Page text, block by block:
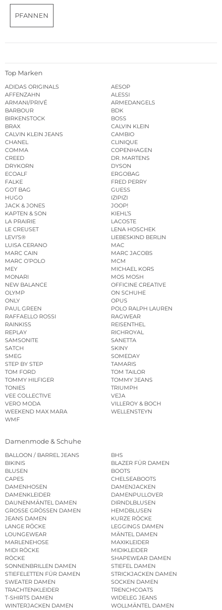
PFANNEN
Top Marken
ADIDAS ORIGINALS
AESOP
AFFENZAHN
ALESSI
ARMANI/PRIVÉ
ARMEDANGELS
BARBOUR
BDK
BIRKENSTOCK
BOSS
BRAX
CALVIN KLEIN
CALVIN KLEIN JEANS
CAMBIO
CHANEL
CLINIQUE
COMMA
COPENHAGEN
CREED
DR. MARTENS
DRYKORN
DYSON
ECOALF
ERGOBAG
FALKE
FRED PERRY
GOT BAG
GUESS
HUGO
IZIPIZI
JACK & JONES
JOOP!
KAPTEN & SON
KIEHL’S
LA PRAIRIE
LACOSTE
LE CREUSET
LENA HOSCHEK
LEVI’S®
LIEBESKIND BERLIN
LUISA CERANO
MAC
MARC CAIN
MARC JACOBS
MARC O’POLO
MCM
MEY
MICHAEL KORS
MONARI
MOS MOSH
NEW BALANCE
OFFICINE CREATIVE
OLYMP
ON SCHUHE
ONLY
OPUS
PAUL GREEN
POLO RALPH LAUREN
RAFFAELLO ROSSI
RAGWEAR
RAINKISS
REISENTHEL
REPLAY
RICHROYAL
SAMSONITE
SANETTA
SATCH
SKINY
SMEG
SOMEDAY
STEP BY STEP
TAMARIS
TOM FORD
TOM TAILOR
TOMMY HILFIGER
TOMMY JEANS
TONIES
TRIUMPH
VEE COLLECTIVE
VEJA
VERO MODA
VILLEROY & BOCH
WEEKEND MAX MARA
WELLENSTEYN
WMF
Damenmode & Schuhe
BALLOON / BARREL JEANS
BHS
BIKINIS
BLAZER FÜR DAMEN
BLUSEN
BOOTS
CAPES
CHELSEABOOTS
DAMENHOSEN
DAMENJACKEN
DAMENKLEIDER
DAMENPULLOVER
DAUNENMÄNTEL DAMEN
DIRNDLBLUSEN
GROSSE GRÖSSEN DAMEN
HEMDBLUSEN
JEANS DAMEN
KURZE RÖCKE
LANGE RÖCKE
LEGGINGS DAMEN
LOUNGEWEAR
MÄNTEL DAMEN
MARLENEHOSE
MAXIKLEIDER
MIDI RÖCKE
MIDIKLEIDER
RÖCKE
SHAPEWEAR DAMEN
SONNENBRILLEN DAMEN
STIEFEL DAMEN
STIEFELETTEN FÜR DAMEN
STRICKJACKEN DAMEN
SWEATER DAMEN
SOCKEN DAMEN
TRACHTENKLEIDER
TRENCHCOATS
T-SHIRTS DAMEN
WIDELEG JEANS
WINTERJACKEN DAMEN
WOLLMÄNTEL DAMEN